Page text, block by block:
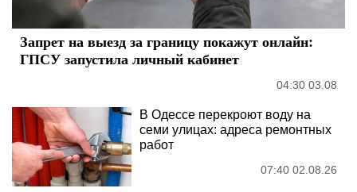
Запрет на выезд за границу покажут онлайн:
ГПСУ запустила личный кабинет
04:30 03.08
В Одессе перекроют воду на
семи улицах: адреса ремонтных
работ
07:40 02.08.26